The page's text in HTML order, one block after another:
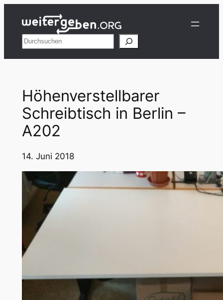
Inhalt
springenSuchen
Höhenverstellbarer
Schreibtisch in Berlin –
A202
14. Juni 2018